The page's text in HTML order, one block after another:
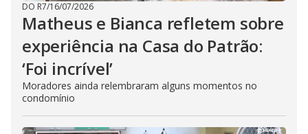
DO R7/16/07/2026
Matheus e Bianca refletem sobre
experiência na Casa do Patrão:
‘Foi incrível’
Moradores ainda relembraram alguns momentos no
condomínio